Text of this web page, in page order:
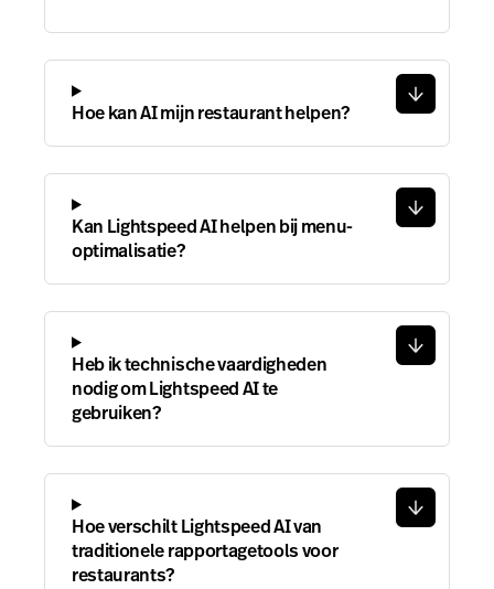
Hoe kan AI mijn restaurant helpen?
Kan Lightspeed AI helpen bij menu-
optimalisatie?
Heb ik technische vaardigheden
nodig om Lightspeed AI te
gebruiken?
Hoe verschilt Lightspeed AI van
traditionele rapportagetools voor
restaurants?